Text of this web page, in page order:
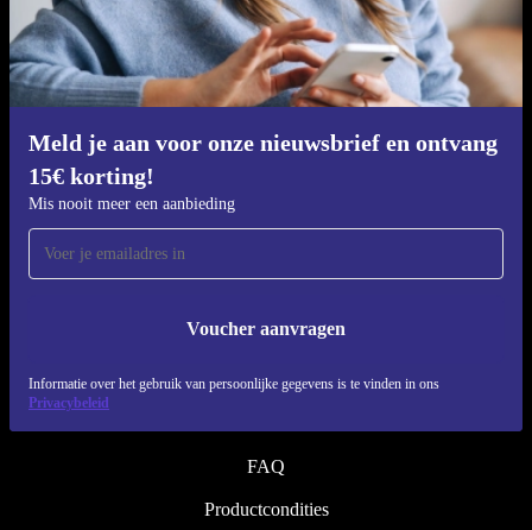
Meld je aan voor onze nieuwsbrief en ontvang
15€ korting!
Mis nooit meer een aanbieding
Voucher aanvragen
Informatie over het gebruik van persoonlijke gegevens is te vinden in ons
Privacybeleid
Waarom kiezen voor refurbed?
Refurbishing proces
Duurzaamheid
Kwaliteit
FAQ
Productcondities